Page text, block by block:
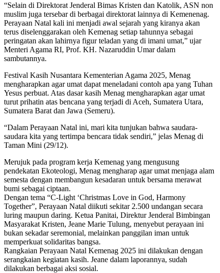
“Selain di Direktorat Jenderal Bimas Kristen dan Katolik, ASN non
muslim juga tersebar di berbagai direktorat lainnya di Kemenenag.
Perayaan Natal kali ini menjadi awal sejarah yang kiranya akan
terus diselenggarakan oleh Kemenag setiap tahunnya sebagai
peringatan akan lahirnya figur teladan yang di imani umat,” ujar
Menteri Agama RI, Prof. KH. Nazaruddin Umar dalam
sambutannya.
Festival Kasih Nusantara Kementerian Agama 2025, Menag
mengharapkan agar umat dapat meneladani contoh apa yang Tuhan
Yesus perbuat. Atas dasar kasih Menag mengharapkan agar umat
turut prihatin atas bencana yang terjadi di Aceh, Sumatera Utara,
Sumatera Barat dan Jawa (Semeru).
“Dalam Perayaan Natal ini, mari kita tunjukan bahwa saudara-
saudara kita yang tertimpa bencara tidak sendiri,” jelas Menag di
Taman Mini (29/12).
Merujuk pada program kerja Kemenag yang mengusung
pendekatan Ekoteologi, Menag mengharap agar umat menjaga alam
semesta dengan membangun kesadaran untuk bersama merawat
bumi sebagai ciptaan.
Dengan tema “C-Light ‘Christmas Love in God, Harmony
Together”, Perayaan Natal diikuti sekitar 2.500 undangan secara
luring maupun daring. Ketua Panitai, Direktur Jenderal Bimbingan
Masyarakat Kristen, Jeane Marie Tulung, menyebut perayaan ini
bukan sekadar seremonial, melainkan panggilan iman untuk
memperkuat solidaritas bangsa.
Rangkaian Perayaan Natal Kemenag 2025 ini dilakukan dengan
serangkaian kegiatan kasih. Jeane dalam laporannya, sudah
dilakukan berbagai aksi sosial.